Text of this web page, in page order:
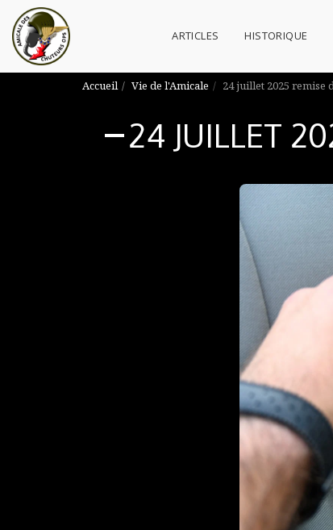
ARTICLES HISTORIQUE
Accueil Vie de l'Amicale 24 juillet 2025 remise
24 JUILLET